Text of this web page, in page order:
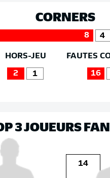
CORNERS
8 4
HORS-JEU
2 1
FAUTES
16
3 JOUEURS
14